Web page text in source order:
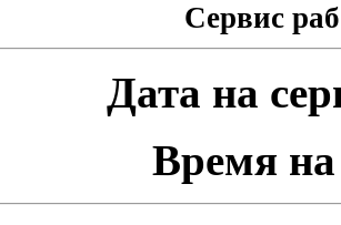
Сервис
Дата на
Время на